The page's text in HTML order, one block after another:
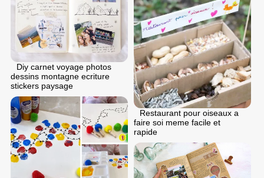
Diy carnet voyage photos
dessins montagne ecriture
stickers paysage
Restaurant pour oiseaux a
faire soi meme facile et
rapide